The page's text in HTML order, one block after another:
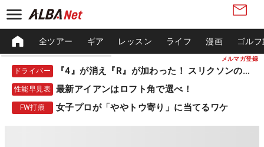
メルマガ登録
全ツアー ギア レッスン ライフ 漫画 ゴル
ドライバー 『4』が消え『R』が加わった！ スリクソンの新作
性能早見表 最新アイアンはロフト角で選べ！
FW打痕 女子プロが「ややトウ寄り」に当てるワケ